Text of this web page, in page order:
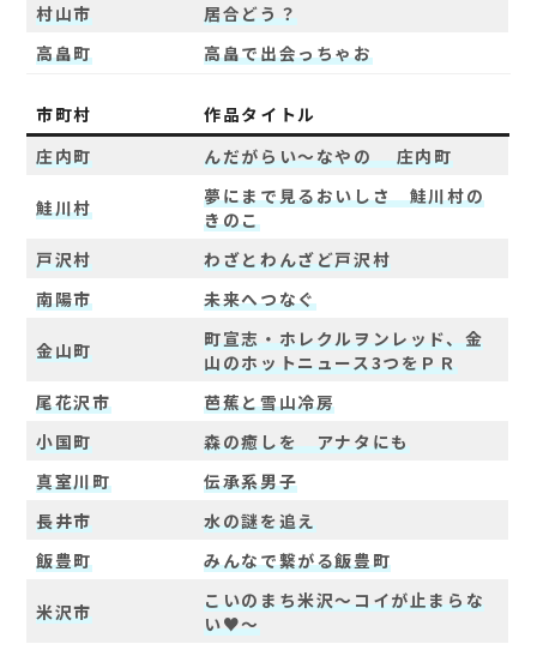
村山市
居合どう？
高畠町
高畠で出会っちゃお
市町村
作品タイトル
庄内町
んだがらい～なやの 庄内町
鮭川村
夢にまで見るおいしさ 鮭川村の
きのこ
戸沢村
わざとわんざど戸沢村
南陽市
未来へつなぐ
金山町
町宣志・ホレクルヲンレッド、金
山のホットニュース3つをＰＲ
尾花沢市
芭蕉と雪山冷房
小国町
森の癒しを アナタにも
真室川町
伝承系男子
長井市
水の謎を追え
飯豊町
みんなで繋がる飯豊町
米沢市
こいのまち米沢～コイが止まらな
い♥～